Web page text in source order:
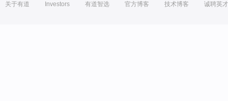
关于有道 Investors 有道智选 官方博客 技术博客 诚聘英才